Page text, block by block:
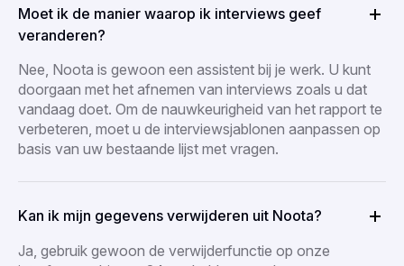
Moet ik de manier waarop ik interviews geef
veranderen?
Nee, Noota is gewoon een assistent bij je werk. U kunt
doorgaan met het afnemen van interviews zoals u dat
vandaag doet. Om de nauwkeurigheid van het rapport te
verbeteren, moet u de interviewsjablonen aanpassen op
basis van uw bestaande lijst met vragen.
Kan ik mijn gegevens verwijderen uit Noota?
Ja, gebruik gewoon de verwijderfunctie op onze